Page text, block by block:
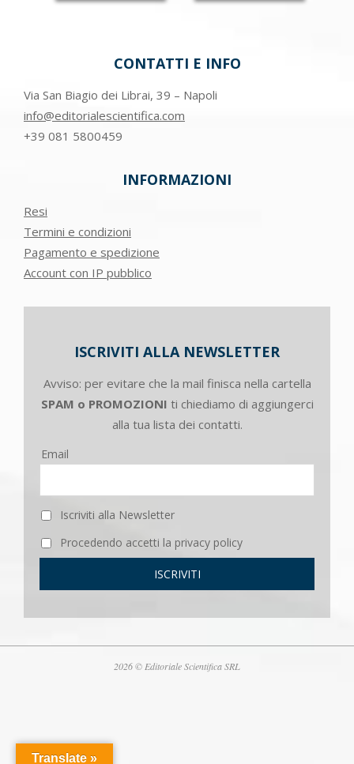
CONTATTI E INFO
Via San Biagio dei Librai, 39 – Napoli
info@editorialescientifica.com
+39 081 5800459
INFORMAZIONI
Resi
Termini e condizioni
Pagamento e spedizione
Account con IP pubblico
ISCRIVITI ALLA NEWSLETTER
Avviso: per evitare che la mail finisca nella cartella
SPAM o PROMOZIONI ti chiediamo di aggiungerci
alla tua lista dei contatti.
Email
Iscriviti alla Newsletter
Procedendo accetti la privacy policy
2026 © Editoriale Scientifica SRL
Translate »